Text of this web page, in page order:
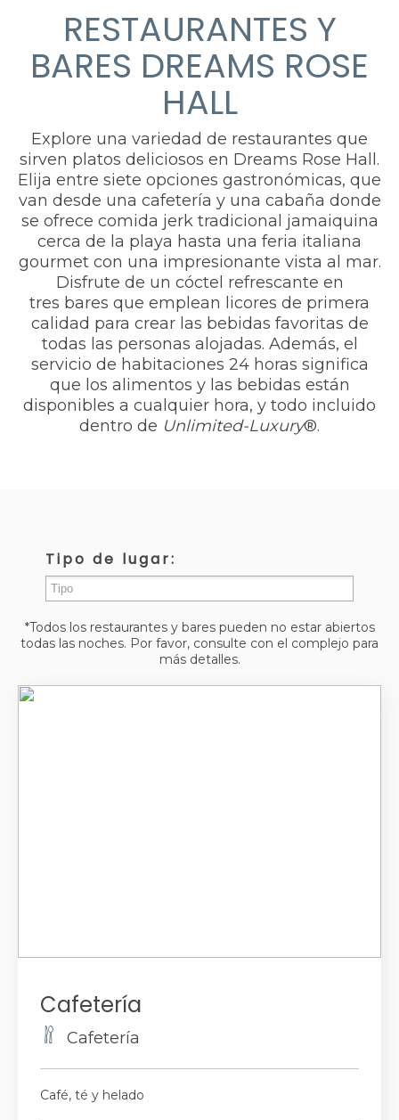
RESTAURANTES Y
BARES DREAMS ROSE
HALL
Explore una variedad de restaurantes que
sirven platos deliciosos en Dreams Rose Hall.
Elija entre siete opciones gastronómicas, que
van desde una cafetería y una cabaña donde
se ofrece comida jerk tradicional jamaiquina
cerca de la playa hasta una feria italiana
gourmet con una impresionante vista al mar.
Disfrute de un cóctel refrescante en
tres bares que emplean licores de primera
calidad para crear las bebidas favoritas de
todas las personas alojadas. Además, el
servicio de habitaciones 24 horas significa
que los alimentos y las bebidas están
disponibles a cualquier hora, y todo incluido
dentro de Unlimited-Luxury®.
Tipo de lugar:
Restaurantes
*Todos los restaurantes y bares pueden no estar abiertos
todas las noches. Por favor, consulte con el complejo para
más detalles.
Cafetería
Cafetería
Café, té y helado